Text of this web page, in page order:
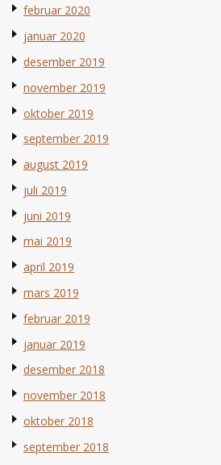
februar 2020
januar 2020
desember 2019
november 2019
oktober 2019
september 2019
august 2019
juli 2019
juni 2019
mai 2019
april 2019
mars 2019
februar 2019
januar 2019
desember 2018
november 2018
oktober 2018
september 2018